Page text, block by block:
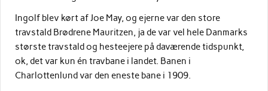
Ingolf blev kørt af Joe May, og ejerne var den store
travstald Brødrene Mauritzen, ja de var vel hele Danmarks
største travstald og hesteejere på daværende tidspunkt,
ok, det var kun én travbane i landet. Banen i
Charlottenlund var den eneste bane i 1909.